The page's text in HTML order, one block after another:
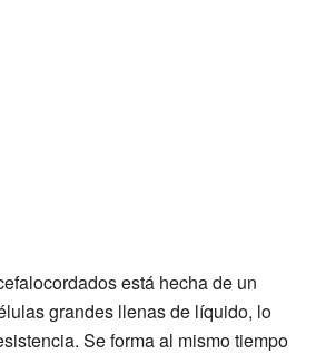
está hecha de un
grandes llenas de líquido, lo
Se forma al mismo tiempo